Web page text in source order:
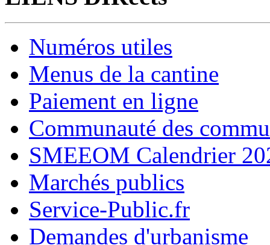
Numéros utiles
Menus de la cantine
Paiement en ligne
Communauté des
SMEEOM Calendrier
Marchés publics
Service-Public.fr
Demandes d'urbanisme